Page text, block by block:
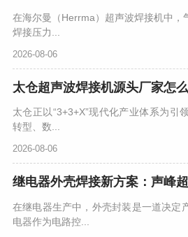
在海尔曼（Herrma）超声波焊接机中，
焊接压力...
2026-08-06
太仓正以“3+3+X”现代化产业体系为引
转型、数...
2026-08-06
在继电器生产中，外壳封装是一道决定
电器作为电路控...